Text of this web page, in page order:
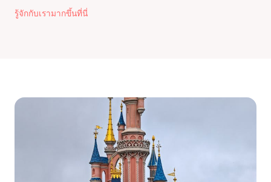
รู้จักกับเรามากขึ้นที่นี่